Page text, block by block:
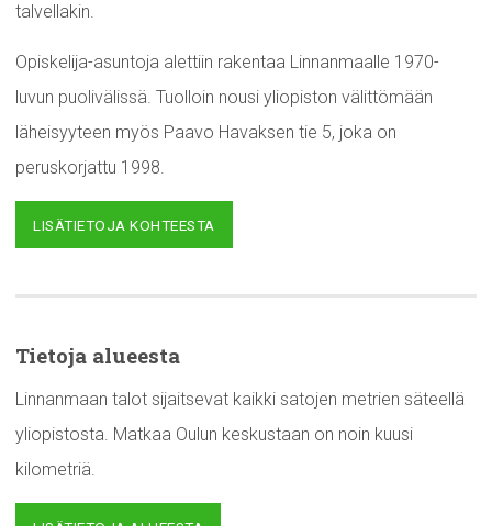
talvellakin.
Opiskelija-asuntoja alettiin rakentaa Linnanmaalle 1970-
luvun puolivälissä. Tuolloin nousi yliopiston välittömään
läheisyyteen myös Paavo Havaksen tie 5, joka on
peruskorjattu 1998.
LISÄTIETOJA KOHTEESTA
Tietoja alueesta
Linnanmaan talot sijaitsevat kaikki satojen metrien säteellä
yliopistosta. Matkaa Oulun keskustaan on noin kuusi
kilometriä.